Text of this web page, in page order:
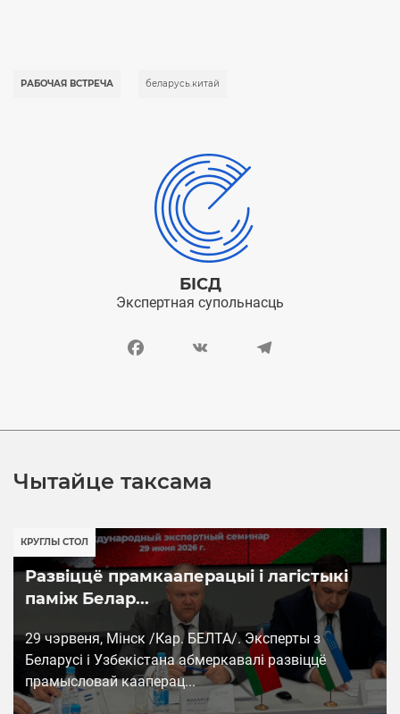
РАБОЧАЯ ВСТРЕЧА беларусь.китай
БІСД
Экспертная супольнасць
Facebook VK Telegram
Чытайце таксама
КРУГЛЫ СТОЛ
Развіццё прамкааперацыі і лагістыкі
паміж Белар...
29 чэрвеня, Мінск /Кар. БЕЛТА/. Эксперты з
Беларусі і Узбекістана абмеркавалі развіццё
прамысловай кааперац...